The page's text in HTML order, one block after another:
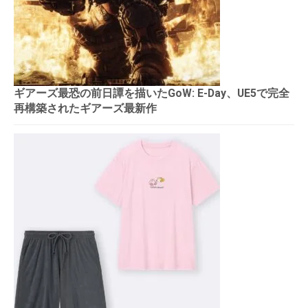
ギアーズ最恐の前日譚を描いたGoW: E-Day、UE5で完全
再構築されたギアーズ最新作